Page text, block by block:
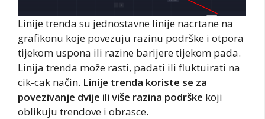
Linije trenda su jednostavne linije nacrtane na
grafikonu koje povezuju razinu podrške i otpora
tijekom uspona ili razine barijere tijekom pada.
Linija trenda može rasti, padati ili fluktuirati na
cik-cak način. Linije trenda koriste se za
povezivanje dvije ili više razina podrške koji
oblikuju trendove i obrasce.